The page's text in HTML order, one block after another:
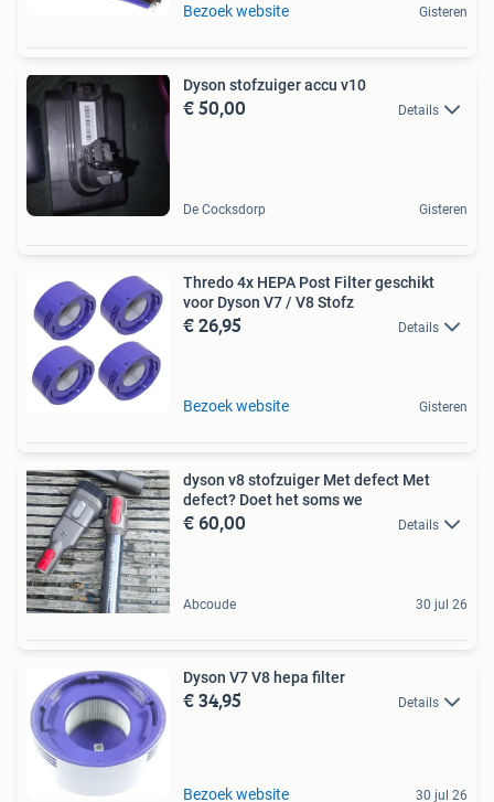
Bezoek website Gisteren
Dyson stofzuiger accu v10
€ 50,00 Details
De Cocksdorp Gisteren
Thredo 4x HEPA Post Filter geschikt
voor Dyson V7 / V8 Stofz
€ 26,95 Details
Bezoek website Gisteren
dyson v8 stofzuiger Met defect Met
defect? Doet het soms we
€ 60,00 Details
Abcoude 30 jul 26
Dyson V7 V8 hepa filter
€ 34,95 Details
Bezoek website 30 jul 26